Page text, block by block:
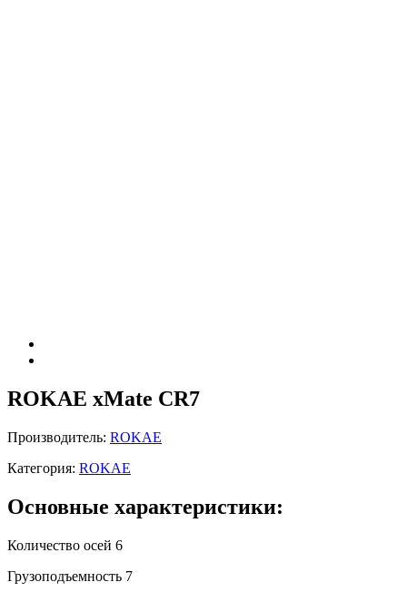
ROKAE xMate CR7
Производитель: ROKAE
Категория: ROKAE
Основные характеристики:
Количество осей 6
Грузоподъемность 7